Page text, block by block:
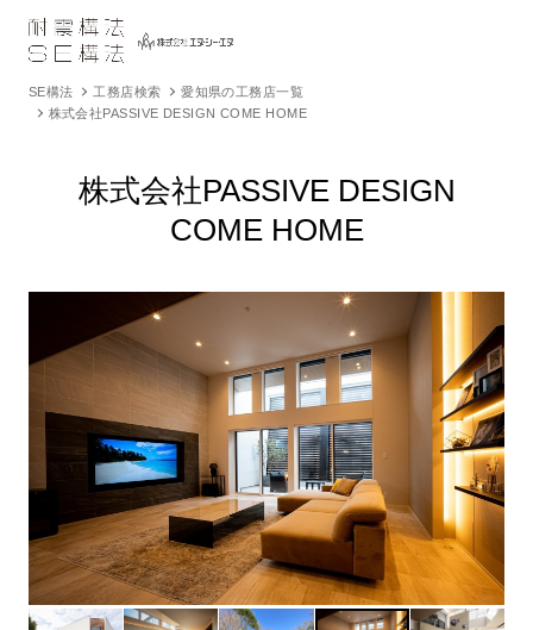
SE構法 工務店検索
愛知県の工務店一覧
株式会社PASSIVE DESIGN COME HOME
株式会社PASSIVE DESIGN
COME HOME